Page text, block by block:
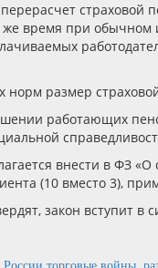
же время при
размер
работающих
внести в ФЗ
(10 вместо 3),
закон вступит в